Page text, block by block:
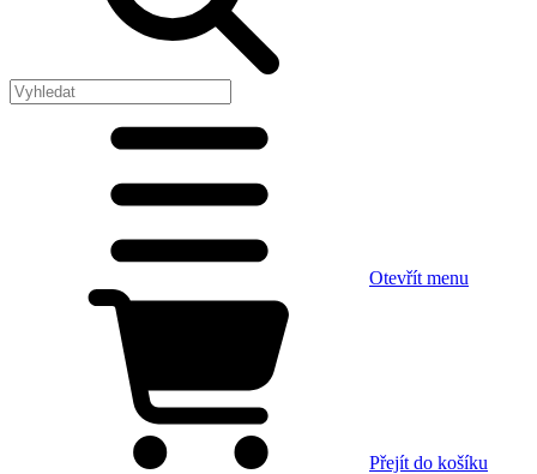
Otevřít menu
Přejít do košíku